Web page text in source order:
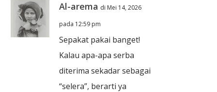
Al-arema di Mei 14, 2026
pada 12:59 pm
Sepakat pakai banget!
Kalau apa-apa serba
diterima sekadar sebagai
“selera”, berarti ya